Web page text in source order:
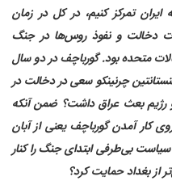
تمرکز کنیم، در کل در زمان
دخالت و نفوذ روس‌ها در جنگ
متحده بود. گورباچف در دو سال
چرنینکو سعی در دخالت در
بعث عراق داشت؟ ضمن آنکه
کار آمدن گورباچف یعنی از آبان
گوناگون سیاست بی‌طرفی ابتدای جنگ را کنار
از بغداد حمایت کرد؟